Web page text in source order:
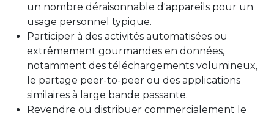
un nombre déraisonnable d'appareils pour un
usage personnel typique.
Participer à des activités automatisées ou
extrêmement gourmandes en données,
notamment des téléchargements volumineux,
le partage peer-to-peer ou des applications
similaires à large bande passante.
Revendre ou distribuer commercialement le